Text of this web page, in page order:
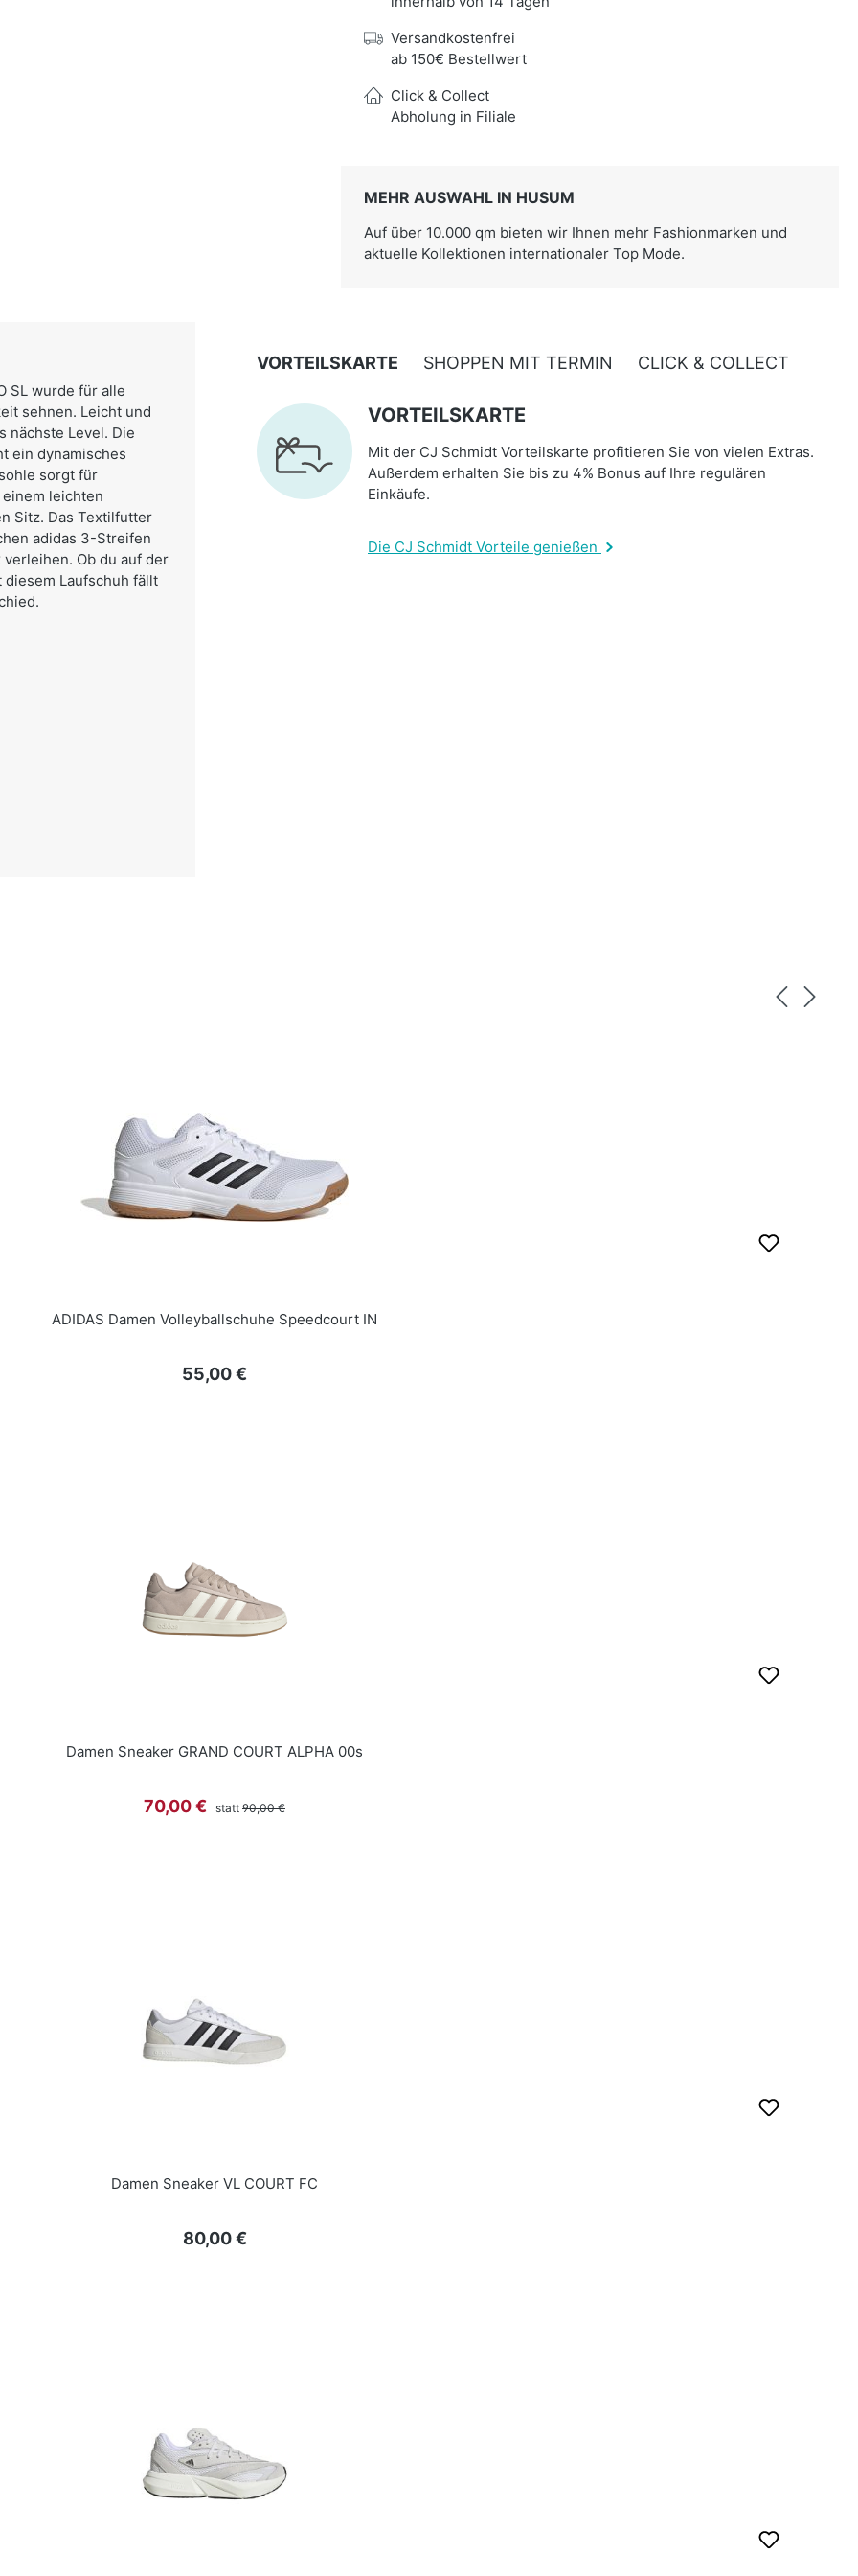
Versandkostenfrei
ab 150€ Bestellwert
Click & Collect
Abholung in Filiale
MEHR AUSWAHL IN HUSUM
Auf über 10.000 qm bieten wir Ihnen mehr Fashionmarken und
aktuelle Kollektionen internationaler Top Mode.
SL wurde für alle
sehnen. Leicht und
nächste Level. Die
ein dynamisches
sorgt für
leichten
Sitz. Das Textilfutter
adidas 3-Streifen
Ob du auf der
Laufschuh fällt
VORTEILSKARTE SHOPPEN MIT TERMIN CLICK & COLLECT
VORTEILSKARTE
Mit der CJ Schmidt Vorteilskarte profitieren Sie von vielen Extras.
Außerdem erhalten Sie bis zu 4% Bonus auf Ihre regulären
Einkäufe.
Die CJ Schmidt Vorteile genießen
ADIDAS Damen Volleyballschuhe Speedcourt IN
Regulärer Preis:
55,00 €
Damen Sneaker GRAND COURT ALPHA 00s
Verkaufspreis:
70,00 € statt Regulärer Preis:
90,00 €
Damen Sneaker VL COURT FC
Regulärer Preis:
80,00 €